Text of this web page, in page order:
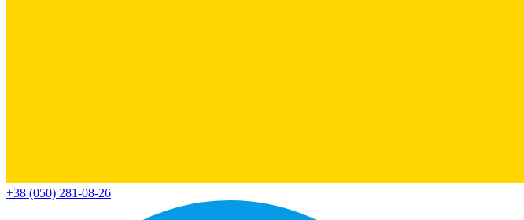
+38 (050) 281-08-26